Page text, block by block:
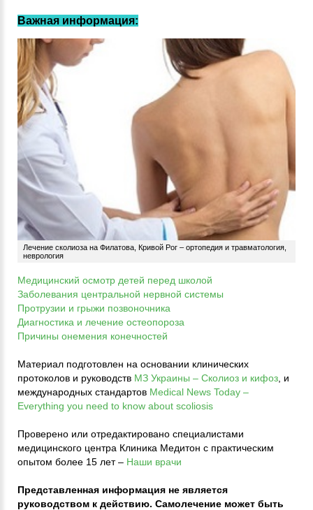
Важная информация:
Лечение сколиоза на Филатова, Кривой Рог – ортопедия и травматология,
неврология
Медицинский осмотр детей перед школой
Заболевания центральной нервной системы
Протрузии и грыжи позвоночника
Диагностика и лечение остеопороза
Причины онемения конечностей
Материал подготовлен на основании клинических
протоколов и руководств МЗ Украины – Сколиоз и кифоз , и
международных стандартов Medical News Today –
Everything you need to know about scoliosis
Проверено или отредактировано специалистами
медицинского центра Клиника Медитон с практическим
опытом более 15 лет – Наши врачи
Представленная информация не является
руководством к действию. Самолечение может быть